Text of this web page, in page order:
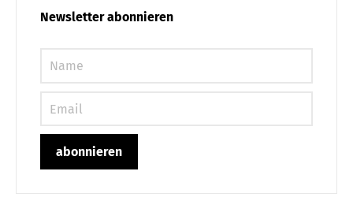
Newsletter abonnieren